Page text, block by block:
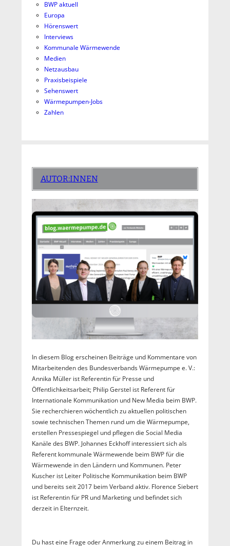
BWP aktuell
Europa
Hörenswert
Interviews
Kommunale Wärmewende
Medien
Netzausbau
Praxisbeispiele
Sehenswert
Wärmepumpen-Jobs
Zahlen
AUTOR:INNEN
In diesem Blog erscheinen Beiträge und Kommentare von
Mitarbeitenden des Bundesverbands Wärmepumpe e. V.:
Annika Müller ist Referentin für Presse und
Öffentlichkeitsarbeit; Philip Gerstel ist Referent für
Internationale Kommunikation und New Media beim BWP.
Sie recherchieren wöchentlich zu aktuellen politischen
sowie technischen Themen rund um die Wärmepumpe,
erstellen Pressespiegel und pflegen die Social Media
Kanäle des BWP. Johannes Eckhoff interessiert sich als
Referent kommunale Wärmewende beim BWP für die
Wärmewende in den Ländern und Kommunen. Peter
Kuscher ist Leiter Politische Kommunikation beim BWP
und bereits seit 2017 beim Verband aktiv. Florence Siebert
ist Referentin für PR und Marketing und befindet sich
derzeit in Elternzeit.
Du hast eine Frage oder Anmerkung zu einem Beitrag in